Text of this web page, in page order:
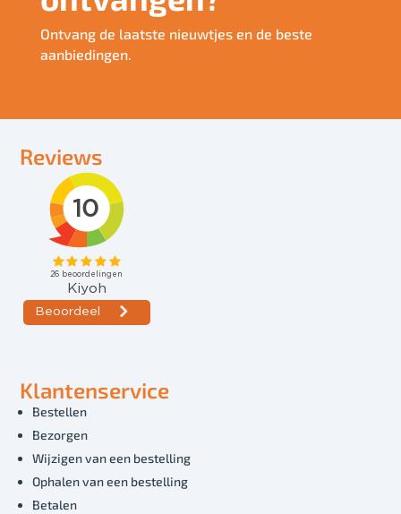
Ontvang de laatste nieuwtjes en de beste
aanbiedingen.
Reviews
Klantenservice
Bestellen
Bezorgen
Wijzigen van een bestelling
Ophalen van een bestelling
Betalen